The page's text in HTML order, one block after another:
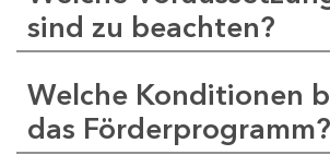
sind zu beachten?
Welche Konditionen
das Förderprogramm?